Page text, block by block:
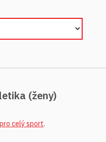
(ženy)
celý sport.